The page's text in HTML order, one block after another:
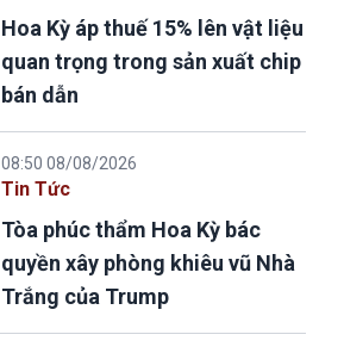
Hoa Kỳ áp thuế 15% lên vật liệu
quan trọng trong sản xuất chip
bán dẫn
08:50 08/08/2026
Tin Tức
Tòa phúc thẩm Hoa Kỳ bác
quyền xây phòng khiêu vũ Nhà
Trắng của Trump